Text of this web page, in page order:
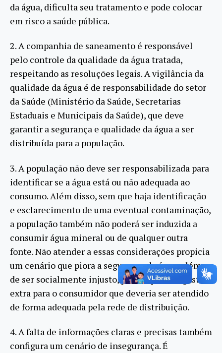
da água, dificulta seu tratamento e pode colocar
em risco a saúde pública.
2. A companhia de saneamento é responsável
pelo controle da qualidade da água tratada,
respeitando as resoluções legais. A vigilância da
qualidade da água é de responsabilidade do setor
da Saúde (Ministério da Saúde, Secretarias
Estaduais e Municipais da Saúde), que deve
garantir a segurança e qualidade da água a ser
distribuída para a população.
3. A população não deve ser responsabilizada para
identificar se a água está ou não adequada ao
consumo. Além disso, sem que haja identificação
e esclarecimento de uma eventual contaminação,
a população também não poderá ser induzida a
consumir água mineral ou de qualquer outra
fonte. Não atender a essas considerações propicia
um cenário que piora a segurança da água, além
de ser socialmente injusto, pois impõe um gasto
extra para o consumidor que deveria ser atendido
de forma adequada pela rede de distribuição.
4. A falta de informações claras e precisas também
configura um cenário de insegurança. É